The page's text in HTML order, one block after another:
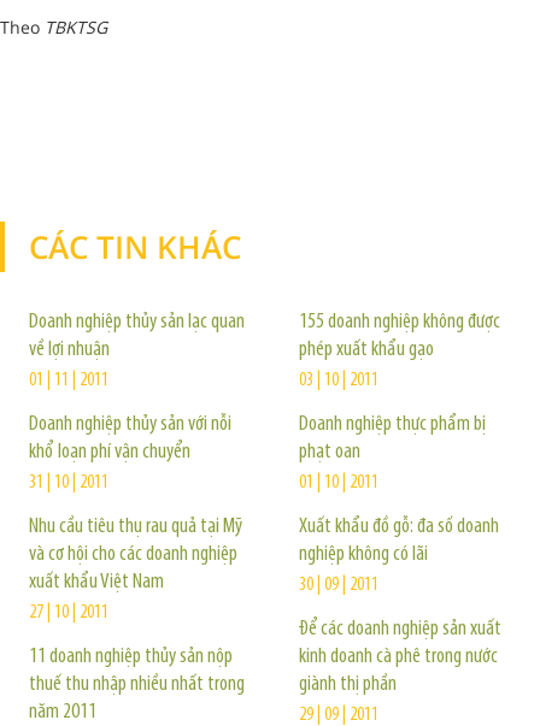
Theo TBKTSG
CÁC TIN KHÁC
Doanh nghiệp thủy sản lạc quan
về lợi nhuận
01 | 11 | 2011
Doanh nghiệp thủy sản với nỗi
khổ loạn phí vận chuyển
31 | 10 | 2011
Nhu cầu tiêu thụ rau quả tại Mỹ
và cơ hội cho các doanh nghiệp
xuất khẩu Việt Nam
27 | 10 | 2011
11 doanh nghiệp thủy sản nộp
thuế thu nhập nhiều nhất trong
năm 2011
155 doanh nghiệp không được
phép xuất khẩu gạo
03 | 10 | 2011
Doanh nghiệp thực phẩm bị
phạt oan
01 | 10 | 2011
Xuất khẩu đồ gỗ: đa số doanh
nghiệp không có lãi
30 | 09 | 2011
Để các doanh nghiệp sản xuất
kinh doanh cà phê trong nước
giành thị phần
29 | 09 | 2011